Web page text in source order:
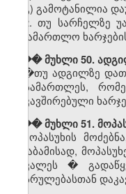
გ) გამოტანილია
2. თუ სარჩელზე
სასამართლო
��� მუხლი 50.
�თუ ადგილზე
მოსამართლეს,
დაკავშირებული
��� მუხლი 51.
მოპასუხის
შესაბამისად,
მოვალეს �
აღსრულებასთან